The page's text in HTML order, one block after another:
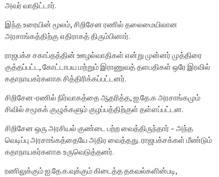
அவர் வாதிட்டார்.
இந்த உரையின் மூலம், சிறிசேன ரணில் தலைமையிலான
அரசாங்கத்திற்கு எதிராகத் திரும்பினார்.
ராஜபக்ச சகாப்தத்தின் ஊழல்வாதிகள் என்று முன்னர் முத்திரை
குத்தப்பட்ட, கோட்டாபய மற்றும் இராணுவத் தளபதிகள் ஒரே இரவில்
கதாநாயகர்களாக சித்திரிக்கப்பட்டனர்.
சிறிசேன-ரணில் நிர்வாகத்தை ஆதரித்த, ஐ.தே.க அரசாங்கமும்
சிவில் சமூகக் குழுக்களும் குழப்பத்திற்குள் தள்ளப்பட்டன.
சிறிசேன ஒரு அரசியல் குண்டை பற்ற வைத்திருந்தார் – அந்த
வெடிப்பு அரசாங்கத்தையே அதிர வைத்தது. ராஜபக்சக்கள் மீண்டும்
கதாநாயகர்களாக உருவெடுத்தனர்.
ரணிலுக்கும் ஐ.தே.க.வுக்கும் கிடைத்த தகவல்களின்படி,